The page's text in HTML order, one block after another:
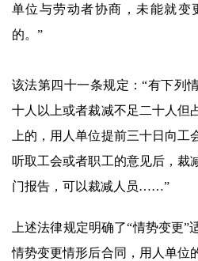
单位与劳动者协商，未能就变
的。”
该法第四十一条规定：“有下列
十人以上或者裁减不足二十人但
上的，用人单位提前三十日向工
听取工会或者职工的意见后，裁
门报告，可以裁减人员……”
上述法律规定明确了“情势变更
情势变更情形后合同，用人单位